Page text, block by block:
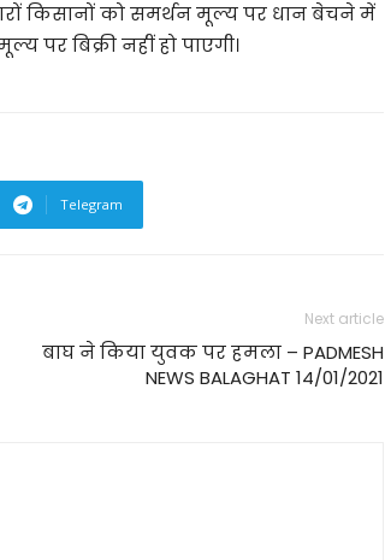
किसानों को समर्थन मूल्य पर धान बेचने में
पर बिक्री नहीं हो पाएगी।
Telegram
Next article
बाघ ने किया युवक पर हमला – PADMESH
NEWS BALAGHAT 14/01/2021